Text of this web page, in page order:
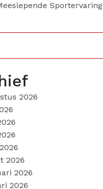
Sportervaring
2026
2026
2026
2026